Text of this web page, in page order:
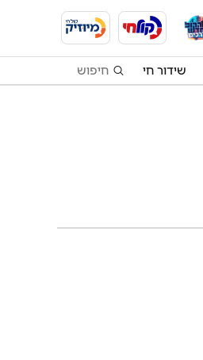
שידור חי